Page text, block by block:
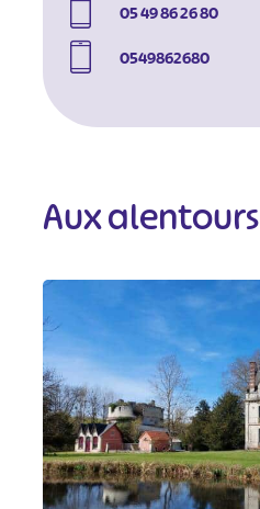
05 49 86 26 80
0549862680
Aux alentours